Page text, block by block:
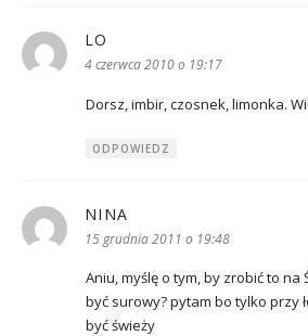
LO
4 czerwca 2010 o 19:17
Dorsz, imbir, czosnek, limonka.
ODPOWIEDZ
NINA
15 grudnia 2011 o 19:48
Aniu, myślę o tym, by zrobić to na
być surowy? pytam bo tylko przy
być świeży